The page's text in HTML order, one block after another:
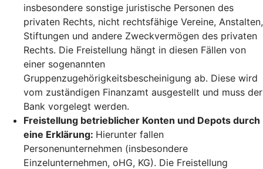
insbesondere sonstige juristische Personen des
privaten Rechts, nicht rechtsfähige Vereine, Anstalten,
Stiftungen und andere Zweckvermögen des privaten
Rechts. Die Freistellung hängt in diesen Fällen von
einer sogenannten
Gruppenzugehörigkeitsbescheinigung ab. Diese wird
vom zuständigen Finanzamt ausgestellt und muss der
Bank vorgelegt werden.
Freistellung betrieblicher Konten und Depots durch
eine Erklärung: Hierunter fallen
Personenunternehmen (insbesondere
Einzelunternehmen, oHG, KG). Die Freistellung